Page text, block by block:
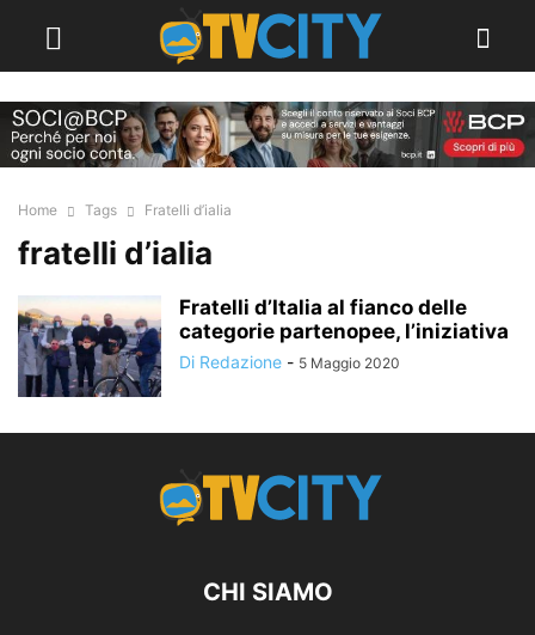
Home Tags Fratelli d’ialia
fratelli d’ialia
Fratelli d’Italia al fianco delle
categorie partenopee, l’iniziativa
Di Redazione - 5 Maggio 2020
CHI SIAMO